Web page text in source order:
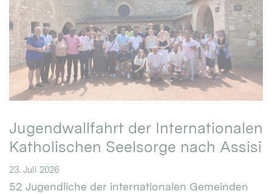
Jugendwallfahrt der Internationalen
Katholischen Seelsorge nach Assisi
23. Juli 2026
52 Jugendliche der internationalen Gemeinden